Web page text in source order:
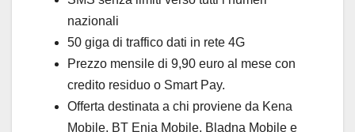
nazionali
50 giga di traffico dati in rete 4G
Prezzo mensile di 9,90 euro al mese con
credito residuo o Smart Pay.
Offerta destinata a chi proviene da Kena
Mobile, BT Enia Mobile, Bladna Mobile e